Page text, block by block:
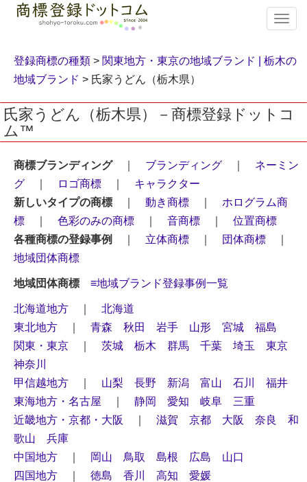
T
o
g
n
a
i
a
i
登録商標の種類 > 関東地方・東京の地域ブランド | 栃木の
地域ブランド > 氏家うどん（栃木県）
氏家うどん（栃木県）－商標登録ドットコ
ム™
商標ブランディング｜ ブランディング
ネーミン
グ
ロゴ商標
キャラクター
新しいタイプの商標
動き商標
ホログラム商
標
色彩のみの商標 音商標
位置商標
各種商標の登録事例
立体商標 団体商標
地域団体商標
地域団体商標 ≡地域ブランド登録事例一覧
北海道地方
北海道
東北地方
青森 秋田 岩手 山形 宮城
福島
関東・東京
茨城 栃木 群馬 千葉 埼玉
東京
神奈川
甲信越地方
山梨 長野 新潟 富山 石川
福井
東海地方・名古屋
静岡 愛知 岐阜
三重
近畿地方・京都・大阪
滋賀 京都 大阪 奈良
和
歌山
兵庫
中国地方
岡山 鳥取 島根 広島
山口
四国地方
徳島 香川 高知
愛媛